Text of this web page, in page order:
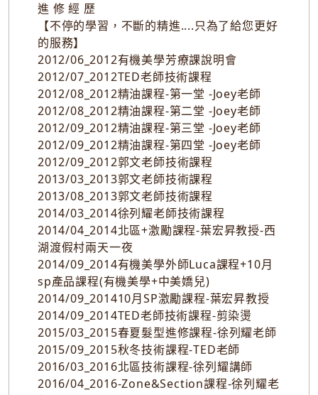
進 修 經 歷
【不停的學習，不斷的精進....只為了給您更好
的服務】
2012/06_2012有機美學芳療課說明會
2012/07_2012TED老師技術課程
2012/08_2012精油課程-第一堂 -Joey老師
2012/08_2012精油課程-第二堂 -Joey老師
2012/09_2012精油課程-第三堂 -Joey老師
2012/09_2012精油課程-第四堂 -Joey老師
2012/09_2012郭文老師技術課程
2013/03_2013郭文老師技術課程
2013/08_2013郭文老師技術課程
2014/03_2014徐列耀老師技術課程
2014/04_2014北區+激勵課程-葉宏昇教授-西
湖渡假村兩天一夜
2014/09_2014有機美學外師Luca課程+10月
sp產品課程(有機美學+中美嬌兒)
2014/09_201410月SP激勵課程-葉宏昇教授
2014/09_2014TED老師技術課程-剪染燙
2015/03_2015春夏髮型進修課程-徐列耀老師
2015/09_2015秋冬技術課程-TED老師
2016/03_2016北區技術課程-徐列耀講師
2016/04_2016-Zone&Section課程-徐列耀老